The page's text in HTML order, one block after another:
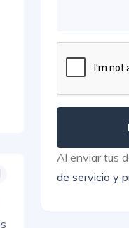
Al enviar tus
de servicio y